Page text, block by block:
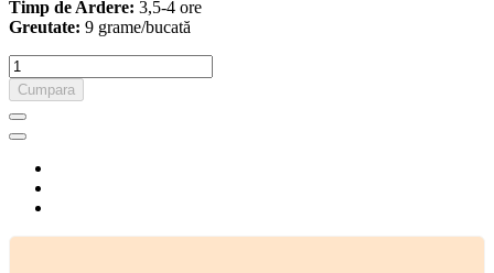
Timp de Ardere: 3,5-4 ore
Greutate: 9 grame/bucată
Cumpara